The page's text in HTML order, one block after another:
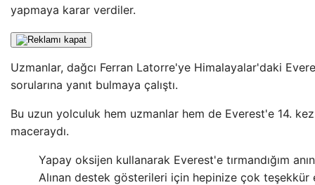
yapmaya karar verdiler.
Uzmanlar, dağcı Ferran Latorre'ye Himalayalar'daki
sorularına yanıt bulmaya çalıştı.
Bu uzun yolculuk hem uzmanlar hem de Everest'e 14.
maceraydı.
Yapay oksijen kullanarak Everest'e tırmandığım
Alınan destek gösterileri için hepinize çok teşekkür